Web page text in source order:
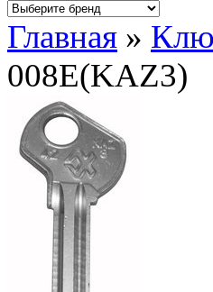
Главная »
008E(KAZ3)